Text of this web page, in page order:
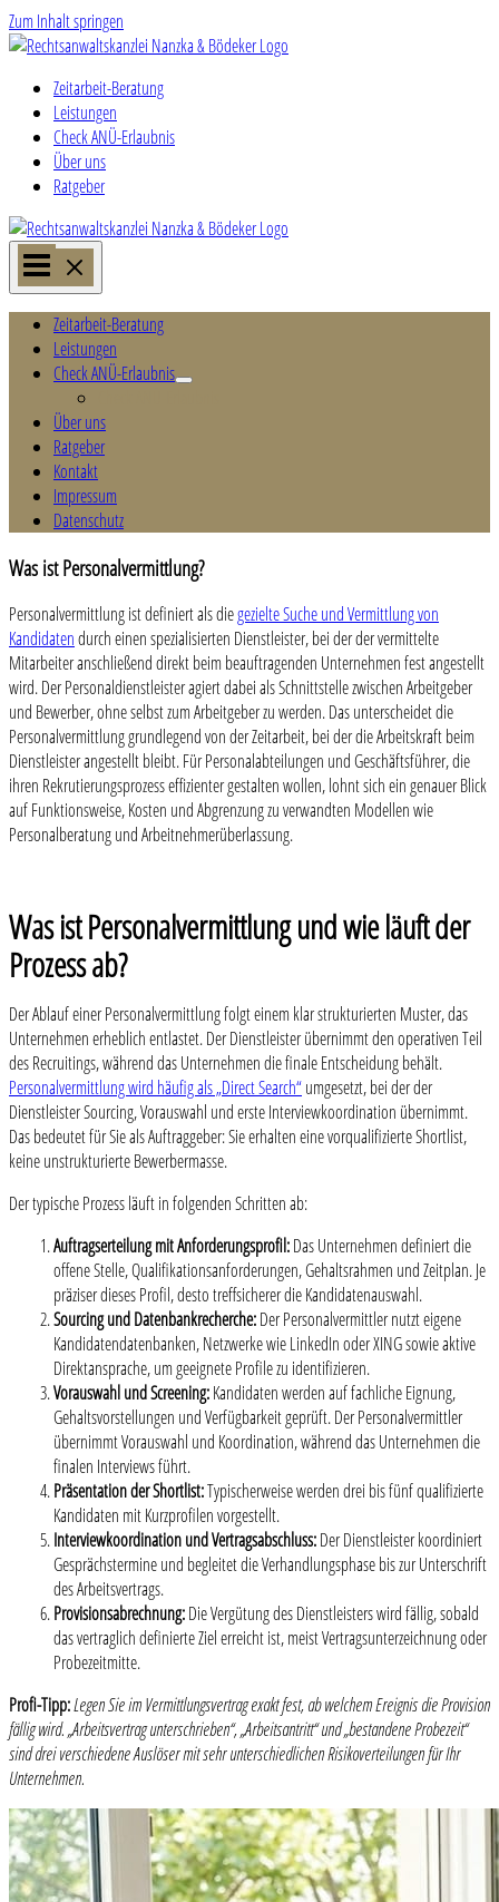
Zum Inhalt springen
Zeitarbeit-Beratung
Leistungen
Check ANÜ-Erlaubnis
Über uns
Ratgeber
Zeitarbeit-Beratung
Leistungen
Check ANÜ-Erlaubnis
Über uns
Ratgeber
Kontakt
Impressum
Datenschutz
Was ist Personalvermittlung?
Personalvermittlung ist definiert als diegezielte Suche und Vermittlung von
Kandidatendurch einen spezialisierten Dienstleister, bei der der vermittelte
Mitarbeiter anschließend direkt beim beauftragenden Unternehmen fest angestellt
wird. Der Personaldienstleister agiert dabei als Schnittstelle zwischen Arbeitgeber
und Bewerber, ohne selbst zum Arbeitgeber zu werden. Das unterscheidet die
Personalvermittlung grundlegend von der Zeitarbeit, bei der die Arbeitskraft beim
Dienstleister angestellt bleibt. Für Personalabteilungen und Geschäftsführer, die
ihren Rekrutierungsprozess effizienter gestalten wollen, lohnt sich ein genauer Blick
auf Funktionsweise, Kosten und Abgrenzung zu verwandten Modellen wie
Personalberatung und Arbeitnehmerüberlassung.
Was ist Personalvermittlung und wie läuft der
Prozess ab?
Der Ablauf einer Personalvermittlung folgt einem klar strukturierten Muster, das
Unternehmen erheblich entlastet. Der Dienstleister übernimmt den operativen Teil
des Recruitings, während das Unternehmen die finale Entscheidung behält.
Personalvermittlung wird häufig als „Direct Search“umgesetzt, bei der der
Dienstleister Sourcing, Vorauswahl und erste Interviewkoordination übernimmt.
Das bedeutet für Sie als Auftraggeber: Sie erhalten eine vorqualifizierte Shortlist,
keine unstrukturierte Bewerbermasse.
Der typische Prozess läuft in folgenden Schritten ab:
Auftragserteilung mit Anforderungsprofil:Das Unternehmen definiert die
offene Stelle, Qualifikationsanforderungen, Gehaltsrahmen und Zeitplan. Je
präziser dieses Profil, desto treffsicherer die Kandidatenauswahl.
Sourcing und Datenbankrecherche:Der Personalvermittler nutzt eigene
Kandidatendatenbanken, Netzwerke wie LinkedIn oder XING sowie aktive
Direktansprache, um geeignete Profile zu identifizieren.
Vorauswahl und Screening:Kandidaten werden auf fachliche Eignung,
Gehaltsvorstellungen und Verfügbarkeit geprüft. Der Personalvermittler
übernimmt Vorauswahl und Koordination, während das Unternehmen die
finalen Interviews führt.
Präsentation der Shortlist:Typischerweise werden drei bis fünf qualifizierte
Kandidaten mit Kurzprofilen vorgestellt.
Interviewkoordination und Vertragsabschluss:Der Dienstleister koordiniert
Gesprächstermine und begleitet die Verhandlungsphase bis zur Unterschrift
des Arbeitsvertrags.
Provisionsabrechnung:Die Vergütung des Dienstleisters wird fällig, sobald
das vertraglich definierte Ziel erreicht ist, meist Vertragsunterzeichnung oder
Probezeitmitte.
Profi-Tipp:Legen Sie im Vermittlungsvertrag exakt fest, ab welchem Ereignis die Provision
fällig wird. „Arbeitsvertrag unterschrieben“, „Arbeitsantritt“ und „bestandene Probezeit“
sind drei verschiedene Auslöser mit sehr unterschiedlichen Risikoverteilungen für Ihr
Unternehmen.